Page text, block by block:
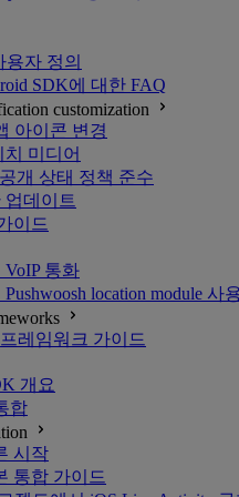
용자 정의
SDK에 대한 FAQ
customization
아이콘 변경
치 미디어
개 상태 정책 준수
업데이트
이드
통화
location module 사
레임워크 가이드
개요
합
시작
통합 가이드